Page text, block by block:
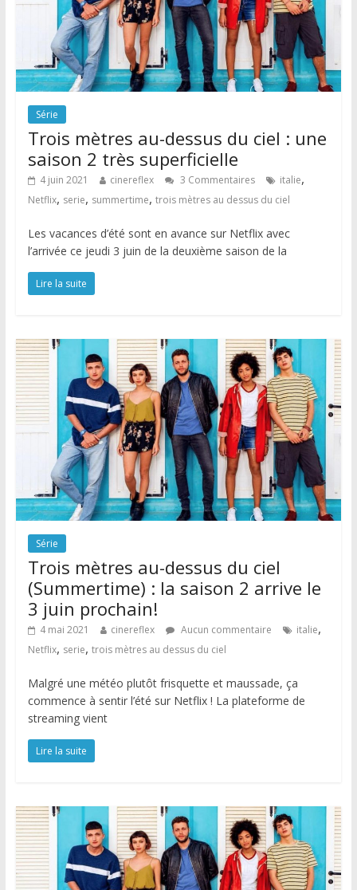
Série
Trois mètres au-dessus du ciel : une
saison 2 très superficielle
4 juin 2021 cinereflex 3 Commentaires italie,
Netflix, serie, summertime, trois mètres au dessus du ciel
Les vacances d’été sont en avance sur Netflix avec
l’arrivée ce jeudi 3 juin de la deuxième saison de la
Lire la suite
Série
Trois mètres au-dessus du ciel
(Summertime) : la saison 2 arrive le
3 juin prochain!
4 mai 2021 cinereflex Aucun commentaire italie,
Netflix, serie, trois mètres au dessus du ciel
Malgré une météo plutôt frisquette et maussade, ça
commence à sentir l’été sur Netflix ! La plateforme de
streaming vient
Lire la suite